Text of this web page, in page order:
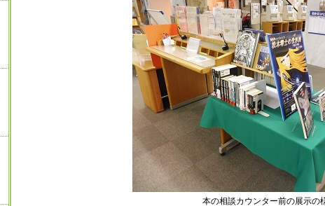
本の相談カウンター前の展示の